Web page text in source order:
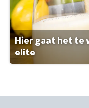
Hier gaat het te
elite